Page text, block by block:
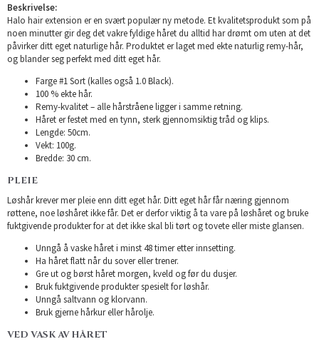
Beskrivelse:
Halo hair extension er en svært populær ny metode. Et kvalitetsprodukt som på
noen minutter gir deg det vakre fyldige håret du alltid har drømt om uten at det
påvirker ditt eget naturlige hår. Produktet er laget med ekte naturlig remy-hår,
og blander seg perfekt med ditt eget hår.
Farge #1 Sort (kalles også 1.0 Black).
100 % ekte hår.
Remy-kvalitet – alle hårstråene ligger i samme retning.
Håret er festet med en tynn, sterk gjennomsiktig tråd og klips.
Lengde: 50cm.
Vekt: 100g.
Bredde: 30 cm.
PLEIE
Løshår krever mer pleie enn ditt eget hår. Ditt eget hår får næring gjennom
røttene, noe løshåret ikke får. Det er derfor viktig å ta vare på løshåret og bruke
fuktgivende produkter for at det ikke skal bli tørt og tovete eller miste glansen.
Unngå å vaske håret i minst 48 timer etter innsetting.
Ha håret flatt når du sover eller trener.
Gre ut og børst håret morgen, kveld og før du dusjer.
Bruk fuktgivende produkter spesielt for løshår.
Unngå saltvann og klorvann.
Bruk gjerne hårkur eller hårolje.
VED VASK AV HÅRET